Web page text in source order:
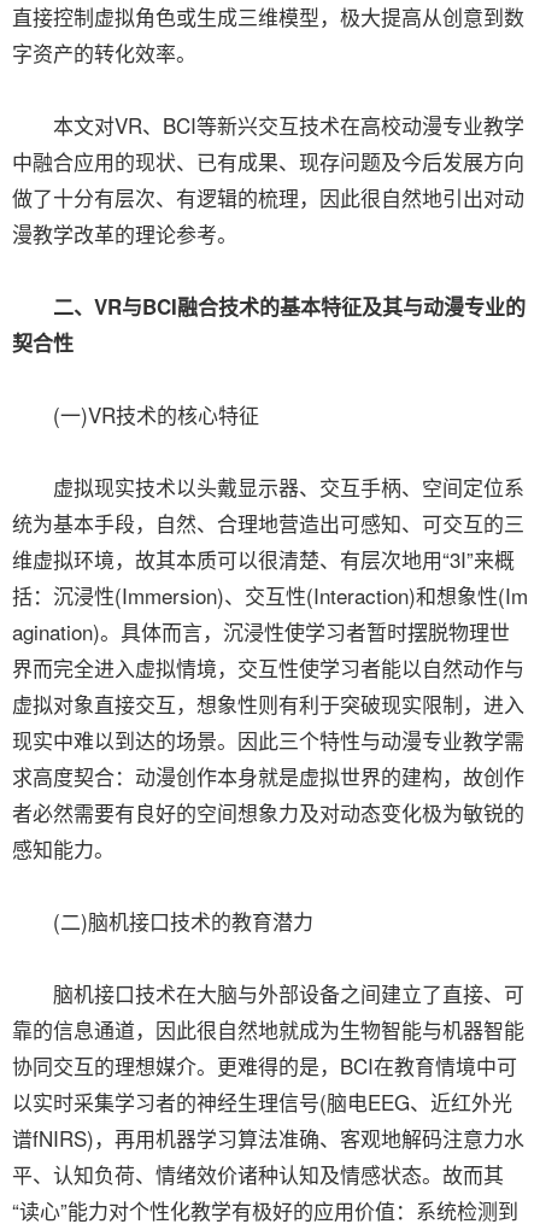
直接控制虚拟角色或生成三维模型，极大提高从创意到数
字资产的转化效率。
本文对VR、BCI等新兴交互技术在高校动漫专业教学
中融合应用的现状、已有成果、现存问题及今后发展方向
做了十分有层次、有逻辑的梳理，因此很自然地引出对动
漫教学改革的理论参考。
二、VR与BCI融合技术的基本特征及其与动漫专业的
契合性
(一)VR技术的核心特征
虚拟现实技术以头戴显示器、交互手柄、空间定位系
统为基本手段，自然、合理地营造出可感知、可交互的三
维虚拟环境，故其本质可以很清楚、有层次地用“3I”来概
括：沉浸性(Immersion)、交互性(Interaction)和想象性(Im
agination)。具体而言，沉浸性使学习者暂时摆脱物理世
界而完全进入虚拟情境，交互性使学习者能以自然动作与
虚拟对象直接交互，想象性则有利于突破现实限制，进入
现实中难以到达的场景。因此三个特性与动漫专业教学需
求高度契合：动漫创作本身就是虚拟世界的建构，故创作
者必然需要有良好的空间想象力及对动态变化极为敏锐的
感知能力。
(二)脑机接口技术的教育潜力
脑机接口技术在大脑与外部设备之间建立了直接、可
靠的信息通道，因此很自然地就成为生物智能与机器智能
协同交互的理想媒介。更难得的是，BCI在教育情境中可
以实时采集学习者的神经生理信号(脑电EEG、近红外光
谱fNIRS)，再用机器学习算法准确、客观地解码注意力水
平、认知负荷、情绪效价诸种认知及情感状态。故而其
“读心”能力对个性化教学有极好的应用价值：系统检测到